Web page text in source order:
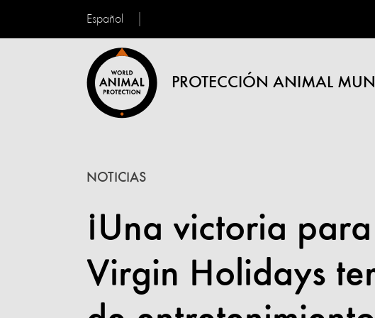
Español
PROTECCIÓN ANIMAL
¡Una victoria
Virgin Holidays
NOTICIAS